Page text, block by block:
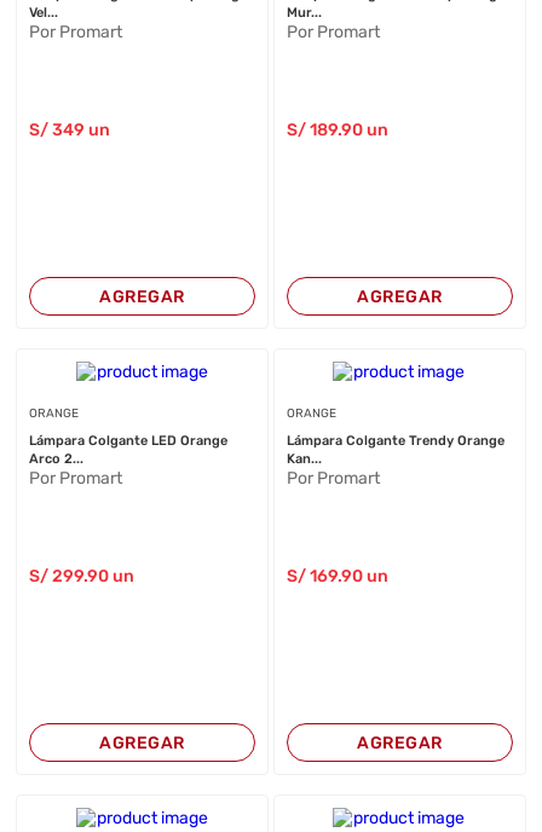
Vel...
Por Promart
S/349 un
AGREGAR
Mur...
Por Promart
S/189.90un
AGREGAR
ORANGE
Lámpara Colgante LED Orange
Arco 2...
Por Promart
S/299.90 un
AGREGAR
ORANGE
Lámpara Colgante Trendy Orange
Kan...
Por Promart
S/169.90un
AGREGAR